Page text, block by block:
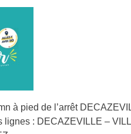
à pied de l’arrêt
lignes : DECAZEVILLE –